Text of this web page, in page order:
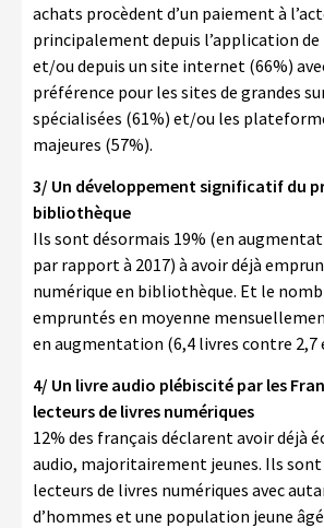
achats procèdent d’un paiement à
principalement depuis l’application
et/ou depuis un site internet (66%)
préférence pour les sites de grandes
spécialisées (61%) et/ou les
majeures (57%).
3/ Un développement significatif du
bibliothèque
Ils sont désormais 19% (en
par rapport à 2017) à avoir déjà
numérique en bibliothèque. Et le
empruntés en moyenne
en augmentation (6,4 livres contre 2,7
4/ Un livre audio plébiscité par les
lecteurs de livres numériques
12% des français déclarent avoir déjà
audio, majoritairement jeunes. Ils sont
lecteurs de livres numériques avec
d’hommes et une population jeune